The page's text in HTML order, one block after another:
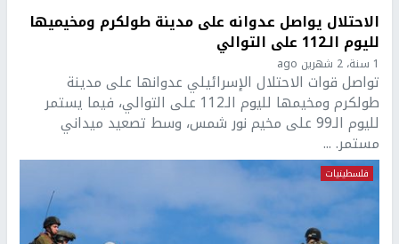
الاحتلال يواصل عدوانه على مدينة طولكرم ومخيميها
لليوم الـ112 على التوالي
1 سنة، 2 شهرين ago
تواصل قوات الاحتلال الإسرائيلي عدوانها على مدينة
طولكرم ومخيمها لليوم الـ112 على التوالي، فيما يستمر
لليوم الـ99 على مخيم نور شمس، وسط تصعيد ميداني
مستمر. ...
فلسطينيات